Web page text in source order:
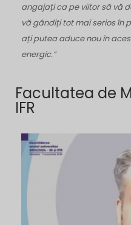
angajați ca pe viitor să vă
vă gândiți tot mai serios în
ați putea aduce nou în
energic.”
Facultatea de
IFR